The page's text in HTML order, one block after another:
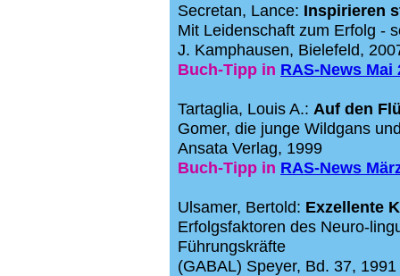
Secretan, Lance: Inspirieren
Mit Leidenschaft zum Erfolg -
J. Kamphausen, Bielefeld,
Buch-Tipp in RAS-News Mai
Tartaglia, Louis A.: Auf den
Gomer, die junge Wildgans
Ansata Verlag, 1999
Buch-Tipp in RAS-News
Ulsamer, Bertold: Exzellente
Erfolgsfaktoren des Neuro-
Führungskräfte
(GABAL) Speyer, Bd. 37, 1991